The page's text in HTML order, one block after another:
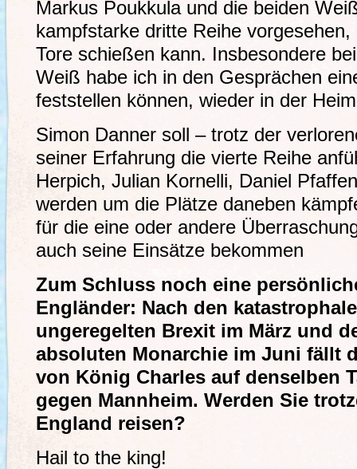
Markus Poukkula und die beiden
kampfstarke dritte Reihe
Tore schießen kann. Insbesondere
Weiß habe ich in den Gesprächen
feststellen können, wieder in der
Simon Danner soll – trotz der
seiner Erfahrung die vierte Reihe
Herpich, Julian Kornelli, Daniel
werden um die Plätze daneben
für die eine oder andere
auch seine Einsätze bekommen
Zum Schluss noch eine
Engländer: Nach den
ungeregelten Brexit im März und
absoluten Monarchie im Juni fällt
von König Charles auf denselben
gegen Mannheim. Werden Sie
England reisen?
Hail to the king!